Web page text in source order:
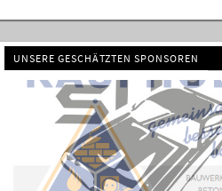
UNSERE GESCHÄTZTEN SPONSOREN